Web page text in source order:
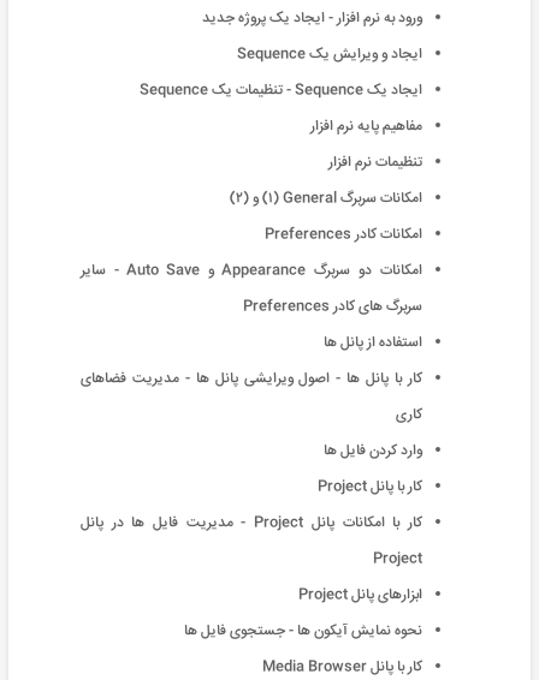
ورود به نرم افزار - ایجاد یک پروژه جدید
ایجاد و ویرایش یک Sequence
ایجاد یک Sequence - تنظیمات یک Sequence
مفاهیم پایه نرم افزار
تنظیمات نرم افزار
امکانات سربرگ General (١) و (٢)
امکانات کادر Preferences
امکانات دو سربرگ Appearance و Auto Save - سایر
سربرگ های کادر Preferences
استفاده از پانل ها
کار با پانل ها - اصول ویرایشی پانل ها - مدیریت فضاهای
کاری
وارد کردن فایل ها
کار با پانل Project
کار با امکانات پانل Project - مدیریت فایل ها در پانل
Project
ابزارهای پانل Project
نحوه نمایش آیکون ها - جستجوی فایل ها
کار با پانل Media Browser